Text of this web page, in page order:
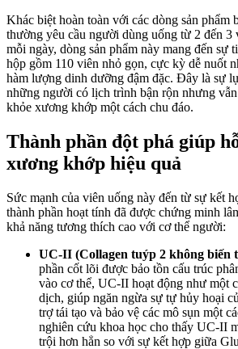
Khác biệt hoàn toàn với các dòng sản phẩm
thường yêu cầu người dùng uống từ 2 đến 3
mỗi ngày, dòng sản phẩm này mang đến sự
hộp gồm 110 viên nhỏ gọn, cực kỳ dễ nuốt
hàm lượng dinh dưỡng đậm đặc. Đây là sự
những người có lịch trình bận rộn nhưng
khỏe xương khớp một cách chu đáo.
Thành phần đột phá giúp
xương khớp hiệu quả
Sức mạnh của viên uống này đến từ sự kết
thành phần hoạt tính đã được chứng minh
khả năng tương thích cao với cơ thể người:
UC-II (Collagen tuýp 2 không biến
phần cốt lõi được bảo tồn cấu trúc
vào cơ thể, UC-II hoạt động như một
dịch, giúp ngăn ngừa sự tự hủy hoại
trợ tái tạo và bảo vệ các mô sụn một
nghiên cứu khoa học cho thấy UC-II
trội hơn hẳn so với sự kết hợp giữa